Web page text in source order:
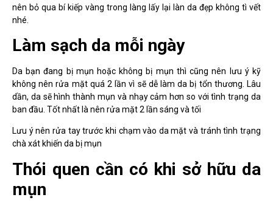
nên bỏ qua bí kiếp vàng trong làng lấy lại làn da đẹp không tì vết
nhé.
Làm sạch da mỗi ngày
Da bạn đang bị mụn hoặc không bị mụn thì cũng nên lưu ý kỹ
không nên rửa mặt quá 2 lần vì sẽ dễ làm da bị tổn thương. Lâu
dần, da sẽ hình thành mụn và nhạy cảm hơn so với tình trạng da
ban đầu. Tốt nhất là nên rửa mặt 2 lần sáng và tối
Lưu ý nên rửa tay trước khi chạm vào da mặt và tránh tình trạng
chà xát khiến da bị mụn
Thói quen cần có khi sở hữu da
mụn